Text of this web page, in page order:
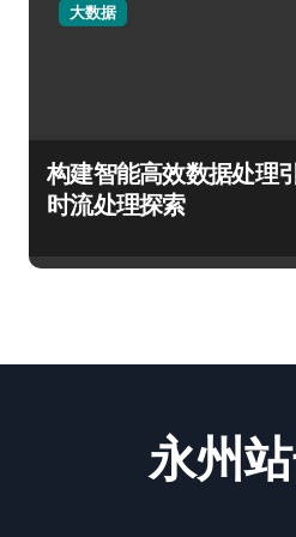
大数据
构建智能高效数据处理
时流处理探索
永州